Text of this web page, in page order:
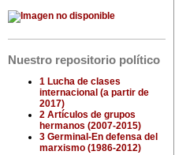
Nuestro repositorio político
1 Lucha de clases
internacional (a partir de
2017)
2 Artículos de grupos
hermanos (2007-2015)
3 Germinal-En defensa del
marxismo (1986-2012)